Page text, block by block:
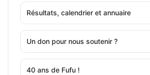
Résultats, calendrier et annuaire
Un don pour nous soutenir ?
40 ans de Fufu !